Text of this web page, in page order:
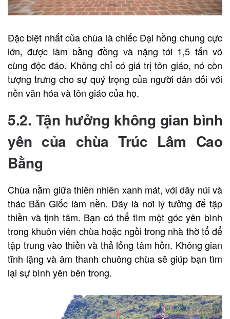
Đặc biệt nhất của chùa là chiếc Đại hồng chung cực
lớn, được làm bằng đồng và nặng tới 1,5 tấn vô
cùng độc đáo. Không chỉ có giá trị tôn giáo, nó còn
tượng trưng cho sự quý trọng của người dân đối với
nền văn hóa và tôn giáo của họ.
5.2. Tận hưởng không gian bình
yên của chùa Trúc Lâm Cao
Bằng
Chùa nằm giữa thiên nhiên xanh mát, với dãy núi và
thác Bản Giốc làm nền. Đây là nơi lý tưởng để tập
thiền và tịnh tâm. Bạn có thể tìm một góc yên bình
trong khuôn viên chùa hoặc ngồi trong nhà thờ tổ để
tập trung vào thiền và thả lỏng tâm hồn. Không gian
tĩnh lặng và âm thanh chuông chùa sẽ giúp bạn tìm
lại sự bình yên bên trong.